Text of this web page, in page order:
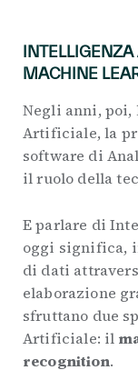
INTELLIGENZA
MACHINE
Negli anni, poi,
Artificiale, la
software di
il ruolo della
E parlare di
oggi significa,
di dati
elaborazione
sfruttano due
Artificiale: il
recognition.